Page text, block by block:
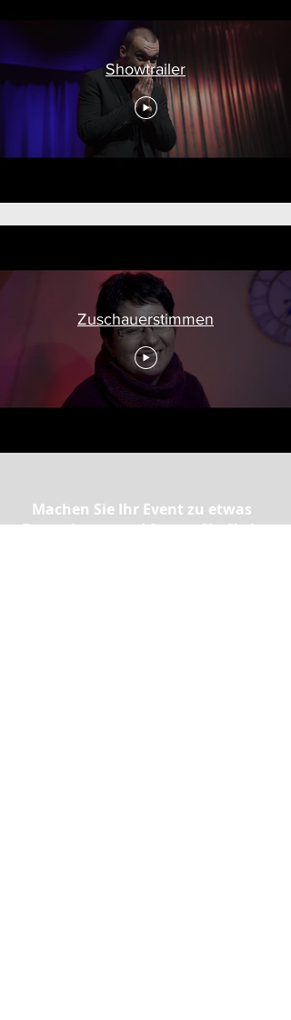
Zuschauerstimmen
Showtrailer
Machen Sie Ihr Event zu etwas
Besonderem und fragen Sie Chris